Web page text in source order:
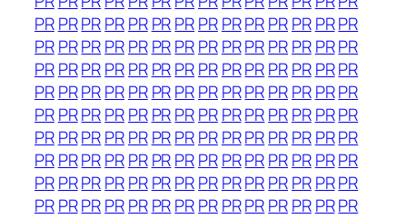
PRPRPRPRPR PRPRPRPRPRPRPR PRPR
PRPRPRPRPR PRPRPRPRPRPRPR PRPR
PRPRPRPRPR PRPRPRPRPRPRPR PRPR
PRPRPRPRPR PRPRPRPRPRPRPR PRPR
PRPRPRPRPR PRPRPRPRPRPRPR PRPR
PRPRPRPRPR PRPRPRPRPRPRPR PRPR
PRPRPRPRPR PRPRPRPRPRPRPR PRPR
PRPRPRPRPR PRPRPRPRPRPRPR PRPR
PRPRPRPRPR PRPRPRPRPRPRPR PRPR